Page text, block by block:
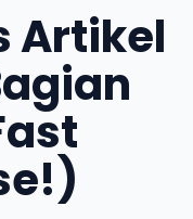
Artikel